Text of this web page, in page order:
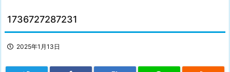
1736727287231
2025年1月13日